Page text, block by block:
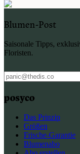
Blumen-Post
Saisonale Tipps,
Floristen.
posyco
Das Prinzip
Größen
Frische-Garantie
Blumenabo